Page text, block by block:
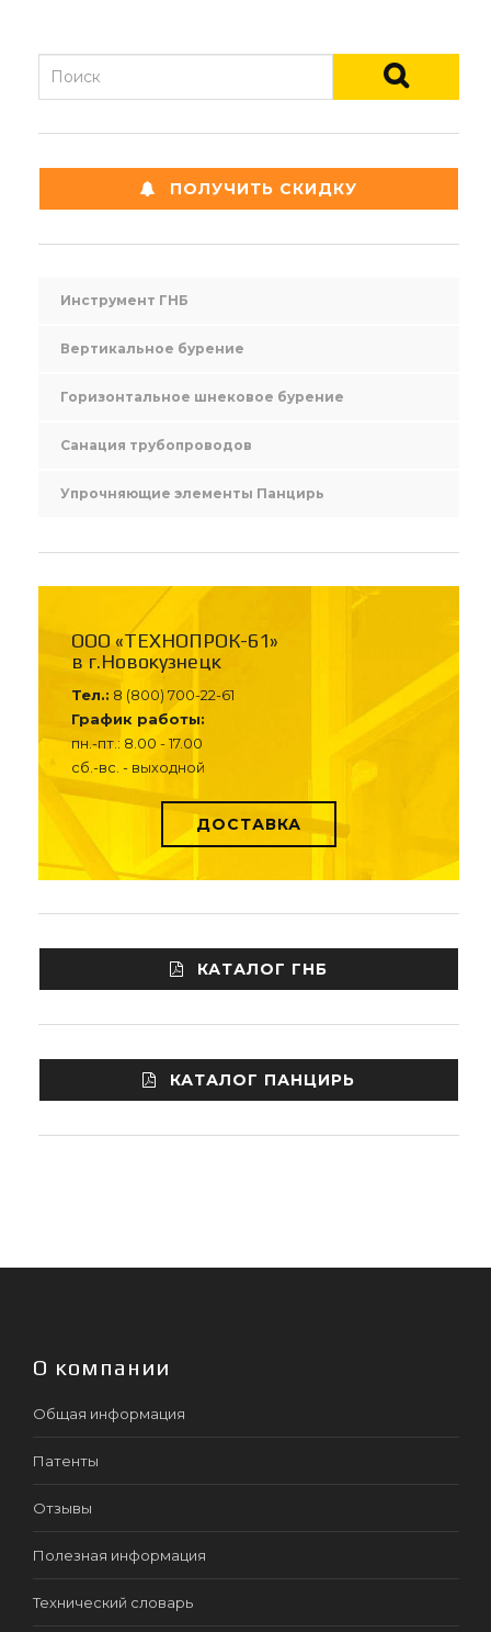
ПОЛУЧИТЬ СКИДКУ
Инструмент ГНБ
Вертикальное бурение
Горизонтальное шнековое бурение
Санация трубопроводов
Упрочняющие элементы Панцирь
ООО «ТЕХНОПРОК-61»
в г.Новокузнецк
Тел.: 8 (800) 700-22-61
График работы:
пн.-пт.: 8.00 - 17.00
сб.-вс. - выходной
ДОСТАВКА
КАТАЛОГ ГНБ
КАТАЛОГ ПАНЦИРЬ
О компании
Общая информация
Патенты
Отзывы
Полезная информация
Технический словарь